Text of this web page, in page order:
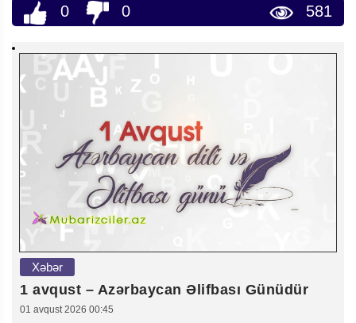
0 0 581
Xəbər
1 avqust – Azərbaycan Əlifbası Günüdür
01 avqust 2026 00:45